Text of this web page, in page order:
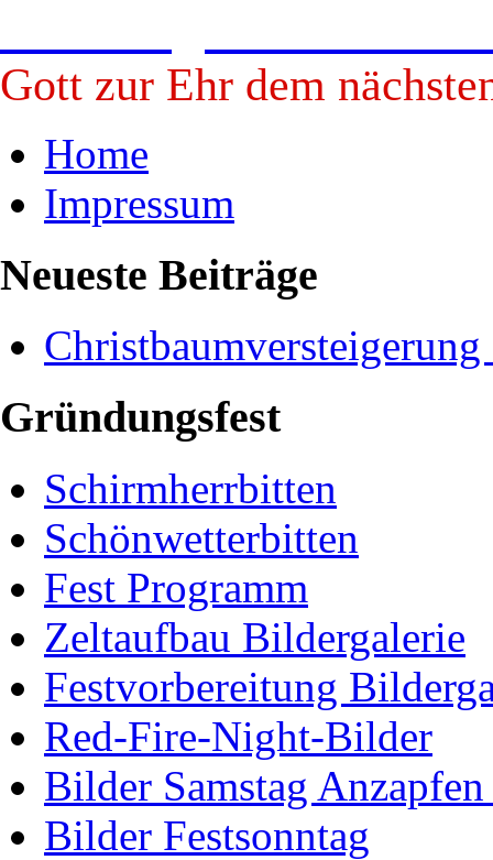
Gott zur Ehr dem
Home
Impressum
Neueste Beiträge
Christbaumversteigerung
Gründungsfest
Schirmherrbitten
Schönwetterbitten
Fest Programm
Zeltaufbau Bildergalerie
Festvorbereitung
Red-Fire-Night-Bilder
Bilder Samstag
Bilder Festsonntag